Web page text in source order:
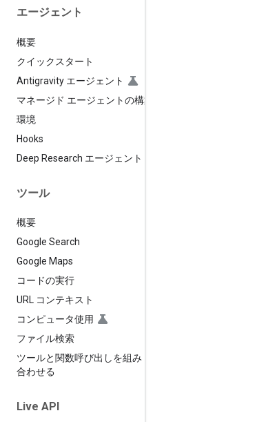
エージェント
概要
クイックスタート
Antigravity エージェント
マネージド エージェントの構築
環境
Hooks
Deep Research エージェント
ツール
概要
Google Search
Google Maps
コードの実行
URL コンテキスト
コンピュータ使用
ファイル検索
ツールと関数呼び出しを組み
合わせる
Live API